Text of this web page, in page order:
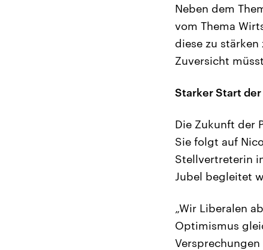
Neben dem
vom Thema
diese zu
Zuversicht
Starker Start
Die Zukunft der
Sie folgt auf
Stellvertreterin
Jubel begleitet
„Wir Liberalen
Optimismus